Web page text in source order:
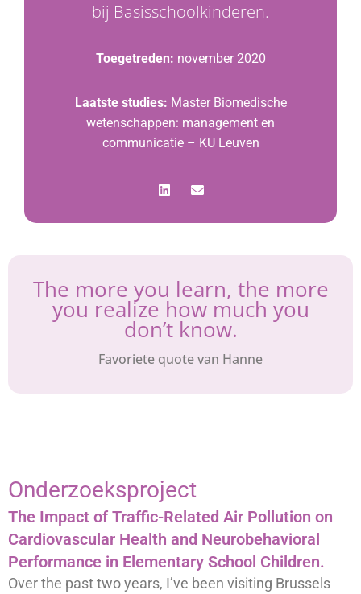
bij Basisschoolkinderen.
Toegetreden: november 2020
Laatste studies: Master Biomedische
wetenschappen: management en
communicatie – KU Leuven
The more you learn, the more
you realize how much you
don’t know.
Favoriete quote van Hanne
Onderzoeksproject
The Impact of Traffic-Related Air Pollution on
Cardiovascular Health and Neurobehavioral
Performance in Elementary School Children.
Over the past two years, I’ve been visiting Brussels